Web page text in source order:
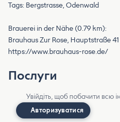
Tags: Bergstrasse, Odenwald
Brauerei in der Nähe (0.79 km):
Brauhaus Zur Rose, Hauptstraße 41
https://www.brauhaus-rose.de/
Послуги
Увійдіть, щоб побачити всю
Авторизуватися